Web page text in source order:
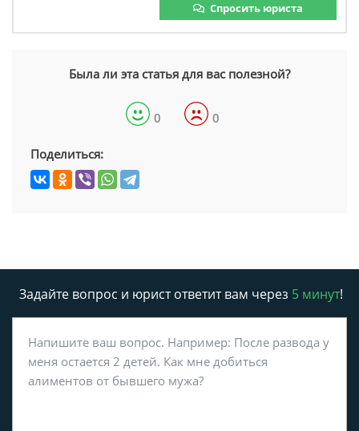
Спросить юриста
Была ли эта статья для вас полезной?
0 0
Поделиться:
Задайте вопрос и юрист ответит вам через 5 минут!